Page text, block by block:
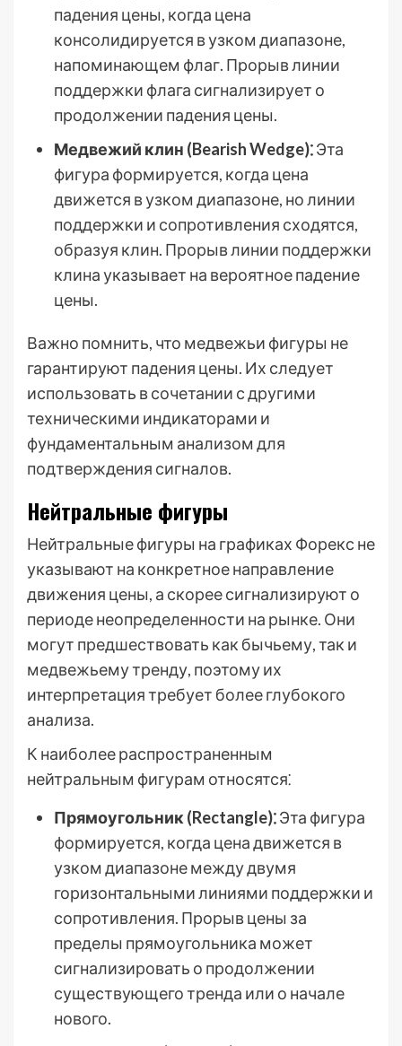
падения цены, когда цена
консолидируется в узком диапазоне,
напоминающем флаг. Прорыв линии
поддержки флага сигнализирует о
продолжении падения цены.
Медвежий клин (Bearish Wedge)⁚Эта
фигура формируется, когда цена
движется в узком диапазоне, но линии
поддержки и сопротивления сходятся,
образуя клин. Прорыв линии поддержки
клина указывает на вероятное падение
цены.
Важно помнить, что медвежьи фигуры не
гарантируют падения цены. Их следует
использовать в сочетании с другими
техническими индикаторами и
фундаментальным анализом для
подтверждения сигналов.
Нейтральные фигуры
Нейтральные фигуры на графиках Форекс не
указывают на конкретное направление
движения цены, а скорее сигнализируют о
периоде неопределенности на рынке. Они
могут предшествовать как бычьему, так и
медвежьему тренду, поэтому их
интерпретация требует более глубокого
анализа.
К наиболее распространенным
нейтральным фигурам относятся⁚
Прямоугольник (Rectangle)⁚Эта фигура
формируется, когда цена движется в
узком диапазоне между двумя
горизонтальными линиями поддержки и
сопротивления. Прорыв цены за
пределы прямоугольника может
сигнализировать о продолжении
существующего тренда или о начале
нового.